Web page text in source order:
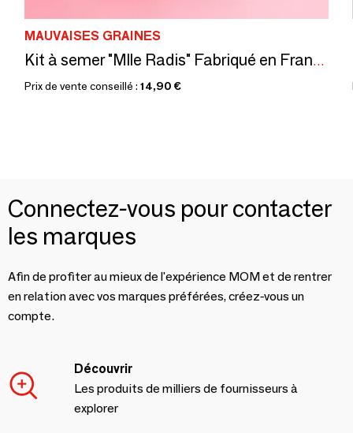
MAUVAISES GRAINES
Kit à semer "Mlle Radis" Fabriqué en France
Prix de vente conseillé : 14,90 €
Connectez-vous pour contacter
les marques
Afin de profiter au mieux de l'expérience MOM et de rentrer
en relation avec vos marques préférées, créez-vous un
compte.
Découvrir
Les produits de milliers de fournisseurs à
explorer